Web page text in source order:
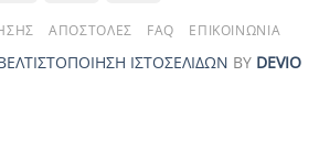
Delivery
ΑΠΟΣΤΟΛΈΣ FAQ ΕΠΙΚΟΙΝΩΝΊΑ
ΙΣΤΟΣΕΛΙΔΩΝ ΒΥ DEVIO